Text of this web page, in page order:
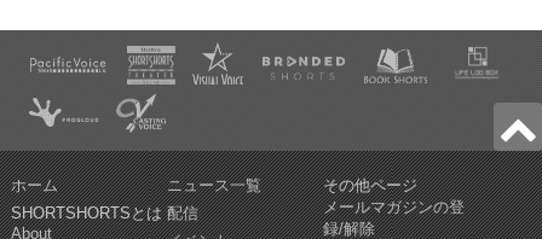
ホーム
SHORTSHORTSとは
About
ニュース一覧
配信
その他ページ
メールマガジンの登
録/解除